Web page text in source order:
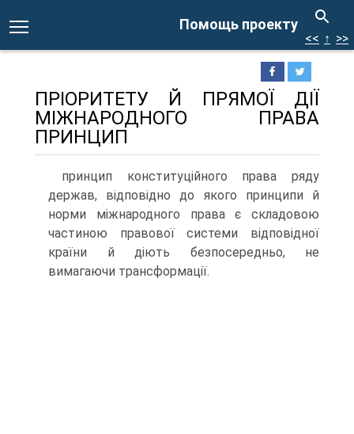
Помощь проекту
<< ↑ >>
ПРІОРИТЕТУ Й ПРЯМОЇ ДІЇ
МІЖНАРОДНОГО ПРАВА
ПРИНЦИП
принцип конституційного права ряду
держав, відповідно до якого принципи й
норми міжнародного права є складовою
частиною правової системи відповідної
країни й діють безпосередньо, не
вимагаючи трансформації.